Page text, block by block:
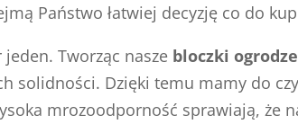
Państwo łatwiej decyzję co do
Tworząc nasze bloczki
solidności. Dzięki temu mamy do
mrozoodporność sprawiają, że